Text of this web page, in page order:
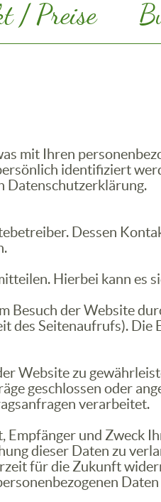
/ Preise
mit Ihren
identifiziert
Datenschutzerklärung.
Dessen
Hierbei kann es
der Website
Seitenaufrufs).
Website zu
geschlossen oder
verarbeitet.
und Zweck
dieser Daten zu
für die Zukunft